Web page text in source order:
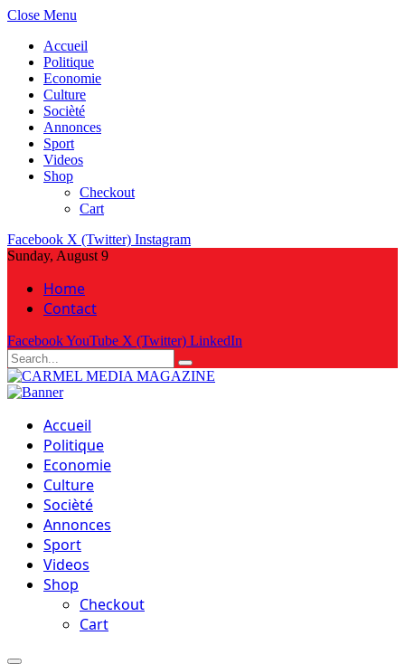
Close Menu
Accueil
Politique
Economie
Culture
Socièté
Annonces
Sport
Videos
Shop
Checkout
Cart
Facebook X (Twitter) Instagram
Sunday, August 9
Home
Contact
FacebookYouTube X (Twitter) LinkedIn
Accueil
Politique
Economie
Culture
Socièté
Annonces
Sport
Videos
Shop
Checkout
Cart